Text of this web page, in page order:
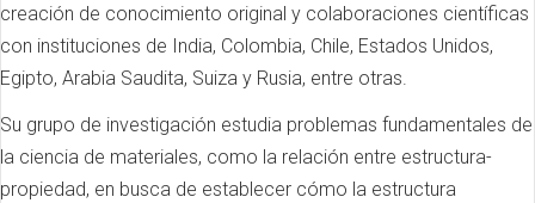
creación de conocimiento original y colaboraciones científicas
con instituciones de India, Colombia, Chile, Estados Unidos,
Egipto, Arabia Saudita, Suiza y Rusia, entre otras.
Su grupo de investigación estudia problemas fundamentales de
la ciencia de materiales, como la relación entre estructura-
propiedad, en busca de establecer cómo la estructura